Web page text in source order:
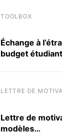
TOOLBOX
Échange à
budget étudiant
LETTRE DE
Lettre de
modèles…